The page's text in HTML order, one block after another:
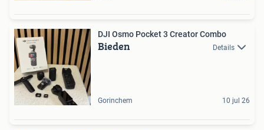
DJI Osmo Pocket 3 Creator Combo
Bieden Details
Gorinchem 10 jul 26